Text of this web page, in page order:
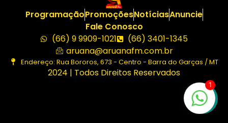
ProgramaçãoPromoçõesNotíciasAnuncie
Fale Conosco
(66) 9 9909-1021
(66) 3401-1345
aruana@aruanafm.com.br
Endereço: Rua Bororos, 673 - Centro - Barra do Garças / MT
2024 | Todos Direitos Reservados
1